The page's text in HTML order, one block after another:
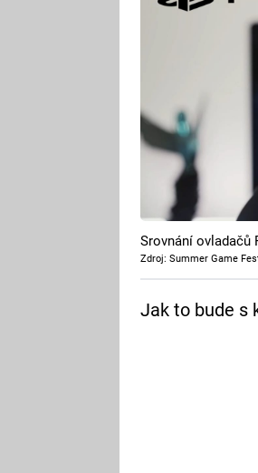
Srovnání ovladačů
Zdroj: Summer Game
Jak to bude s